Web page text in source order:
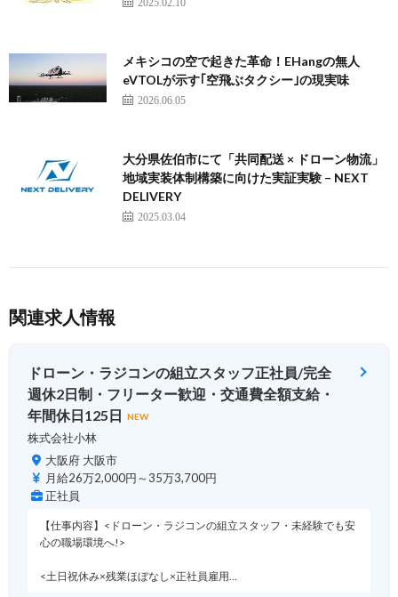
メキシコの空で起きた革命！EHangの無人
eVTOLが示す｢空飛ぶタクシー｣の現実味
2026.06.05
大分県佐伯市にて「共同配送 × ドローン物流」
地域実装体制構築に向けた実証実験 – NEXT
DELIVERY
2025.03.04
関連求人情報
ドローン・ラジコンの組立スタッフ正社員/完全
週休2日制・フリーター歓迎・交通費全額支給・
年間休日125日 NEW
株式会社小林
大阪府 大阪市
月給26万2,000円～35万3,700円
正社員
【仕事内容】<ドローン・ラジコンの組立スタッフ・未経験でも安
心の職場環境へ!>
<土日祝休み×残業ほぼなし×正社員雇用…